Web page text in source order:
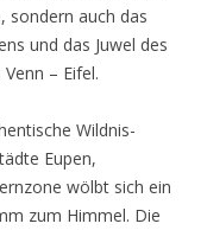
sondern auch das
und das Juwel des
– Eifel.
Wildnis-
Eupen,
wölbt sich ein
zum Himmel. Die